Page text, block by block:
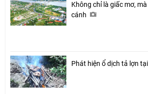
Không chỉ là giấc mơ,
cánh
Phát hiện ổ dịch tả lợn